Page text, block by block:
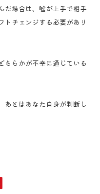
だ場合は、嘘が上手で相手
トチェンジする必要があり
ちらかが不幸に通じている
あとはあなた自身が判断し